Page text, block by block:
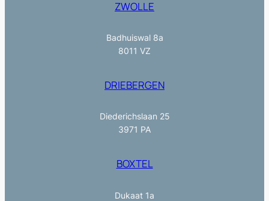
ZWOLLE
Badhuiswal 8a
8011 VZ
DRIEBERGEN
Diederichslaan 25
3971 PA
BOXTEL
Dukaat 1a